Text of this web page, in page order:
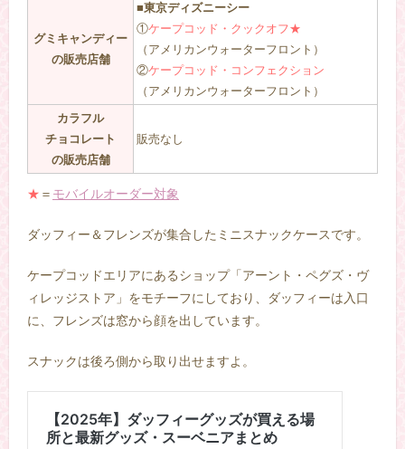
グミキャンディー
の販売店舗
■東京ディズニーシー
①ケープコッド・クックオフ★
（アメリカンウォーターフロント）
②ケープコッド・コンフェクション
（アメリカンウォーターフロント）
カラフル
チョコレート
の販売店舗
販売なし
★ ＝ モバイルオーダー対象
ダッフィー＆フレンズが集合したミニスナックケースです。
ケープコッドエリアにあるショップ「アーント・ペグズ・ヴ
ィレッジストア」をモチーフにしており、ダッフィーは入口
に、フレンズは窓から顔を出しています。
スナックは後ろ側から取り出せますよ。